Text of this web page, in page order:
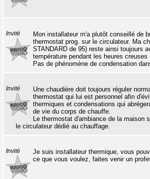
Invité
Mon installateur m'a plutôt conseillé de
thermostat prog. sur le circulateur. Ma
STANDARD de 95) reste ainsi toujours
température pendant les heures creuses
Pas de phénomène de condensation
Invité
Une chaudière doit toujours réguler
thermostat qui lui est personnel afin
thermiques et condensations qui
de vie du corps de chauffe.
Le thermostat d'ambiance de la maison
le circulateur dédié au chauffage.
Invité
Je suis installateur thermique, vous
ce que vous voulez, faites venir un